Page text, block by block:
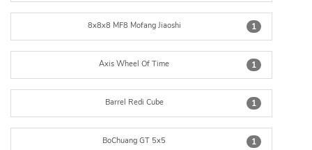
1
8x8x8 MF8 Mofang Jiaoshi
1
Axis Wheel Of Time
1
Barrel Redi Cube
1
BoChuang GT 5x5